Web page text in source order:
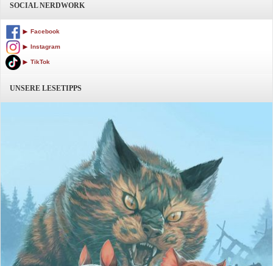
SOCIAL NERDWORK
Facebook
Instagram
TikTok
UNSERE LESETIPPS